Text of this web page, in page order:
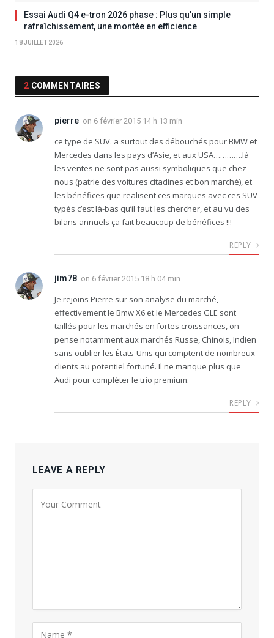
Essai Audi Q4 e-tron 2026 phase : Plus qu’un simple
rafraîchissement, une montée en efficience
18 JUILLET 2026
2 COMMENTAIRES
pierre on 6 février 2015 14 h 13 min
ce type de SUV. a surtout des débouchés pour BMW et
Mercedes dans les pays d’Asie, et aux USA………….là
les ventes ne sont pas aussi symboliques que chez
nous (patrie des voitures citadines et bon marché), et
les bénéfices que realisent ces marques avec ces SUV
typés c’est là-bas qu’il faut les chercher, et au vu des
bilans annuels ça fait beaucoup de bénéfices !!!
REPLY
jim78 on 6 février 2015 18 h 04 min
Je rejoins Pierre sur son analyse du marché,
effectivement le Bmw X6 et le Mercedes GLE sont
taillés pour les marchés en fortes croissances, on
pense notamment aux marchés Russe, Chinois, Indien
sans oublier les États-Unis qui comptent de nombreux
clients au potentiel fortuné. Il ne manque plus que
Audi pour compléter le trio premium.
REPLY
LEAVE A REPLY